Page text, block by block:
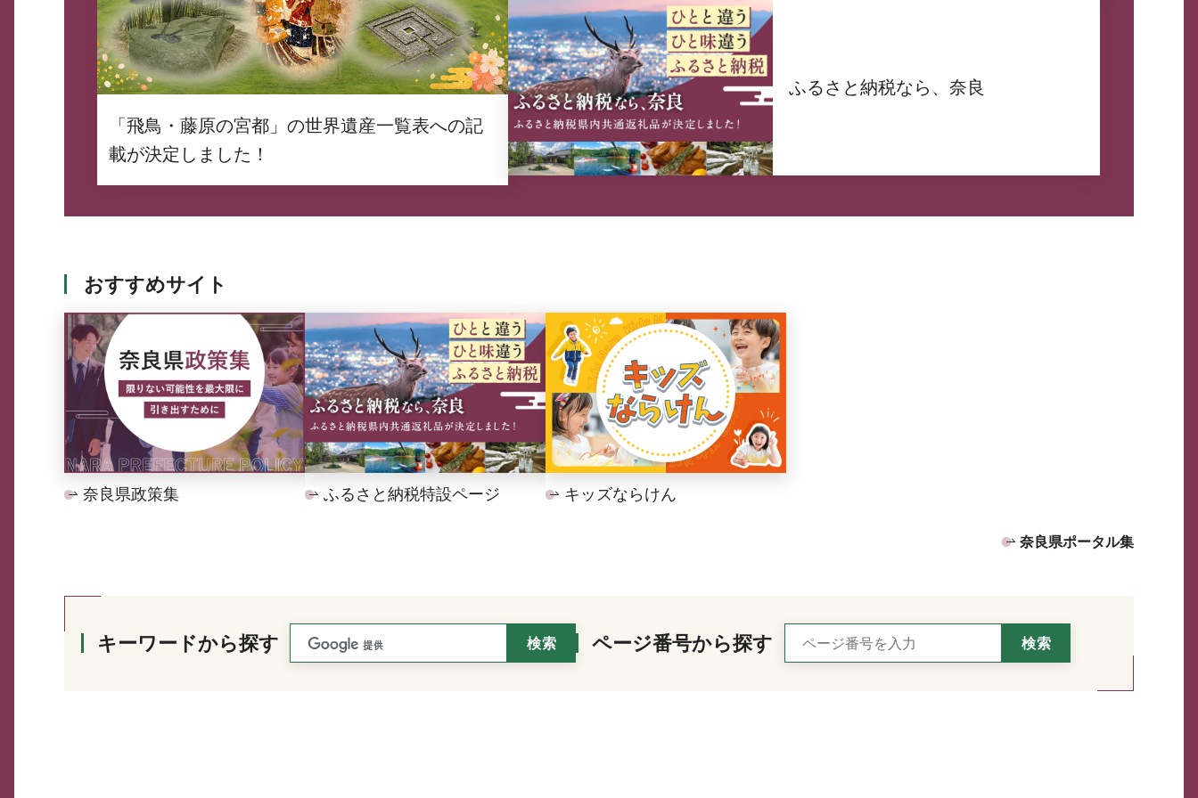
「飛鳥・藤原の宮都」の世界遺産一覧表への記
載が決定しました！
ふるさと納税なら、奈良
おすすめサイト
奈良県政策集 ふるさと納税特設ページ キッズならけん
奈良県ポータル集
キーワードから探す ページ番号から探す